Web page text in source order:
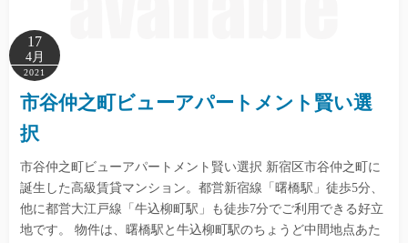
17
4月
2021
市谷仲之町ビューアパートメント賢い選
択
市谷仲之町ビューアパートメント賢い選択 新宿区市谷仲之町に
誕生した高級賃貸マンション。都営新宿線「曙橋駅」徒歩5分、
他に都営大江戸線「牛込柳町駅」も徒歩7分でご利用できる好立
地です。 物件は、曙橋駅と牛込柳町駅のちょうど中間地点あた